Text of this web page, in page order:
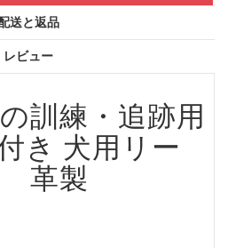
送と返品
レビュー
訓練・追跡用
き 犬用リー
革製